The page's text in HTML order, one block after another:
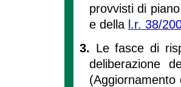
provvisti di
e della l.r. 38/
3. Le fasce di
deliberazione